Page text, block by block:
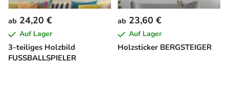
3-teiliges Holzbild
FUSSBALLSPIELER
ab 24,20 €
Auf Lager
Holzsticker BERGSTEIGER
ab 23,60 €
Auf Lager